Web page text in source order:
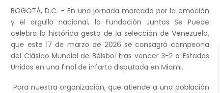
BOGOTÁ, D.C. – En una jornada marcada por la emoción
y el orgullo nacional, la Fundación Juntos Se Puede
celebra la histórica gesta de la selección de Venezuela,
que este 17 de marzo de 2026 se consagró campeona
del Clásico Mundial de Béisbol tras vencer 3-2 a Estados
Unidos en una final de infarto disputada en Miami.
Para nuestra organización, que atiende a una población